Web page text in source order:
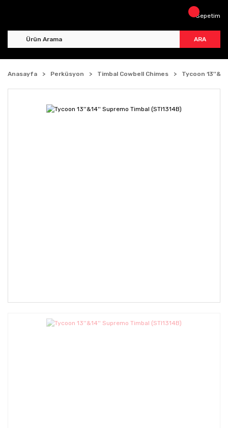
ARA
Sepetim
Anasayfa Perküsyon Timbal Cowbell Chimes Tycoon